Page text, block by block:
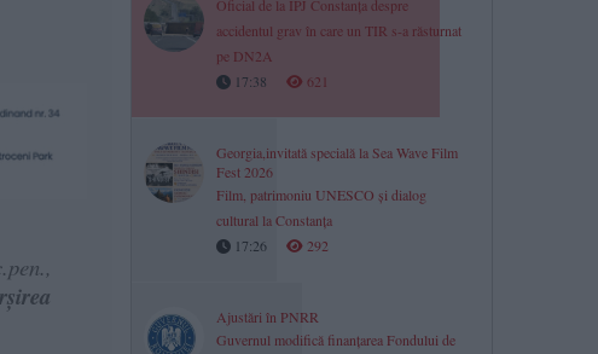
Oficial de la IPJ Constanța despre
accidentul grav în care un TIR s-a răsturnat
pe DN2A
17:38
621
Georgia,invitată specială la Sea Wave Film
Fest 2026
Film, patrimoniu UNESCO și dialog
cultural la Constanța
17:26
292
Ajustări în PNRR
Guvernul modifică finanțarea Fondului de